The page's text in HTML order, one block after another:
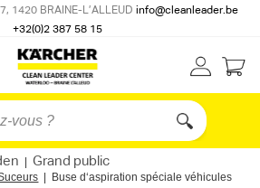
1420 BRAINE-L’ALLEUD info@cleanleader.be
+32(0)2 387 58 15
|Grand public
| Buse d‘aspiration spéciale véhicules